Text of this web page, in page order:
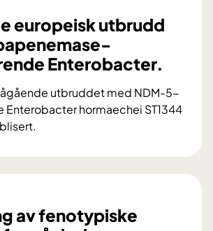
europeisk utbrudd
Enterobacter.
utbruddet med NDM-5-
Enterobacter hormaechei ST1344
av fenotypiske